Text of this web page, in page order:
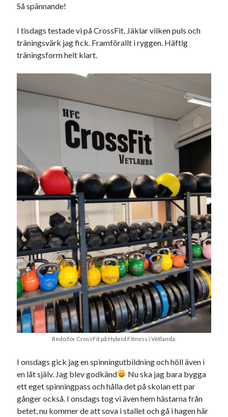
Så spännande!
I tisdags testade vi på CrossFit. Jäklar vilken puls och
träningsvärk jag fick. Framförallt i ryggen. Häftig
träningsform helt klart.
Redo för CrossFit på Hybrid Fitness i Vetlanda.
I onsdags gick jag en spinningutbildning och höll även i
en låt själv. Jag blev godkänd
Nu ska jag bara bygga
ett eget spinningpass och hålla det på skolan ett par
gånger också. I onsdags tog vi även hem hästarna från
betet, nu kommer de att sova i stallet och gå i hagen här